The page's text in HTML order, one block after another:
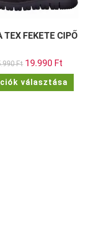
TEX FEKETE CIPŐ
Ft Original
price
was:
25.990 Ft.
19.990 Ft
is:
19.990
választása